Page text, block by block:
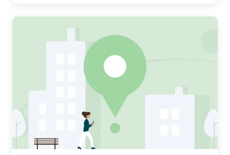
qualités ? Connaissance du marché immobilier
Cavaillon vous propose les services suivantsNous
mettons à profit notre réseau et nos qualités afin
d'assurer pour nos clients une gestion simplifiée et
efficace de leur copropriété. Notre mission consiste
également à aider les propriétaires à trouver des
locataires et inversement. Enfin, notre agence vous
aidera à améliorer le rendement et la rentabilité de
votre patrimoine.Contactez votre agence
immobilière Square Habitat Cavaillon pour vos
projets de gestion ou de locationSi vous souhaitez
gérer ou louer un bien immobilier à Cavaillon, faites
appel à nos compétences d'agence immobilière.
Nous sommes présents sur LinkedIn, sur Facebook,